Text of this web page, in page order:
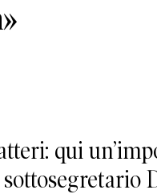
qui
sottosegretario